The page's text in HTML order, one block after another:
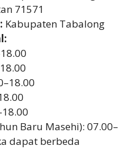
71571
Kabupaten Tabalong
Baru Masehi): 07.00–
dapat berbeda